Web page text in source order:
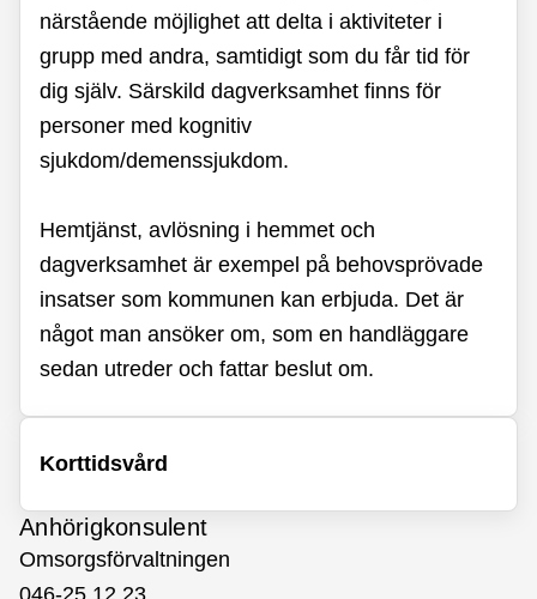
närstående möjlighet att delta i aktiviteter i
grupp med andra, samtidigt som du får tid för
dig själv. Särskild dagverksamhet finns för
personer med kognitiv
sjukdom/demenssjukdom.
Hemtjänst, avlösning i hemmet och
dagverksamhet är exempel på behovsprövade
insatser som kommunen kan erbjuda. Det är
något man ansöker om, som en handläggare
sedan utreder och fattar beslut om.
Korttidsvård
Anhörigkonsulent
Omsorgsförvaltningen
046-25 12 23